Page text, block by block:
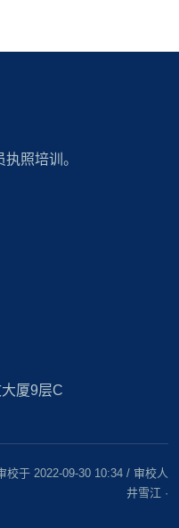
照培训。
厦9层C
校于 2022-09-30 10:34 / 审校人
井雪江 ·